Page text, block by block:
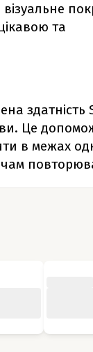
та
здатність
Це
в межах